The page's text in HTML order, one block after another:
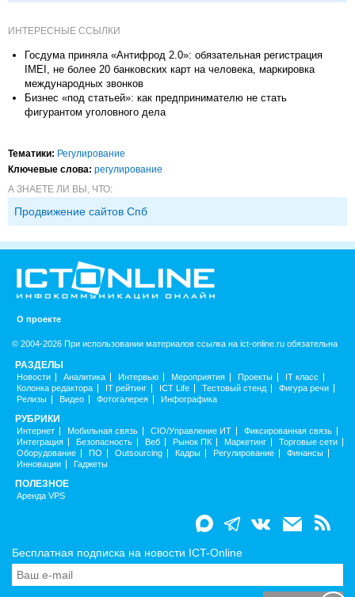
ИНТЕРЕСНЫЕ ССЫЛКИ
Госдума приняла «Антифрод 2.0»: обязательная регистрация
IMEI, не более 20 банковских карт на человека, маркировка
международных звонков
Бизнес «под статьей»: как предпринимателю не стать
фигурантом уголовного дела
Тематики: Регулирование
Ключевые слова: регулирование
А ЗНАЕТЕ ЛИ ВЫ, ЧТО:
Продвижение сайтов Спб
О проекте
© 2004-2026 При использовании материалов ссылка на ict-online.ru обязательна
РАЗДЕЛЫ
Новости Аналитика Интервью Мероприятия Проекты
IT класс
Колонка редактора
IT рейтинг ICT Life Тестовый стенд
Фигура речи
Релизы
Видео Фотогалерея Инфографика
РУБРИКИ
Интернет Мобильная связь CIO/Управление ИТ
Фиксированная связь
Интеграция
Безопасность Веб Рынок ПК Маркетинг
Торговые сети
Оборудование
ПО Outsourcing Кадры Регулирование
Финансы
Инновации
Гаджеты
ПОЛЕЗНОЕ
Аренда VPS
Бесплатная подписка на новости ICT-Online